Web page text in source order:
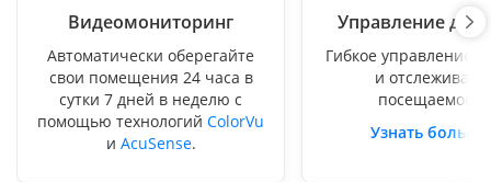
Видеомониторинг
Автоматически оберегайте
свои помещения 24 часа в
сутки 7 дней в неделю с
помощью технологий ColorVu
и AcuSense.
Управление
Гибкое управление
и
Узнать больше